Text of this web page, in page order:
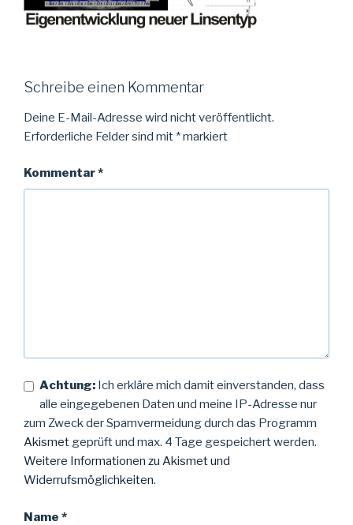
Schreibe einen Kommentar
Deine E-Mail-Adresse wird nicht veröffentlicht.
Erforderliche Felder sind mit *markiert
Kommentar*
Achtung: Ich erkläre mich damit einverstanden, dass
alle eingegebenen Daten und meine IP-Adresse nur
zum Zweck der Spamvermeidung durch das Programm
Akismet geprüft und max. 4 Tage gespeichert werden.
Weitere Informationen zu Akismet und
Widerrufsmöglichkeiten.
Name *